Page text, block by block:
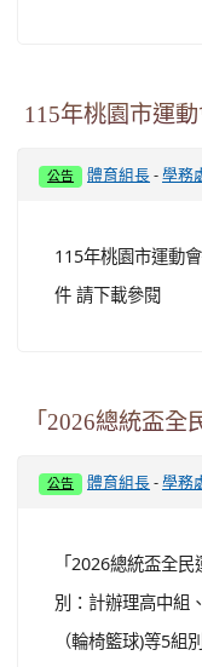
115年桃園市運
公告 體育組長 -學務
115年桃園市運動
件 請下載參閱
「2026總統盃全
公告 體育組長 -學務
「2026總統盃全
別：計辦理高中組
（輪椅籃球)等5